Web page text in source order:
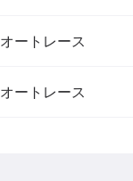
オートレース
オートレース